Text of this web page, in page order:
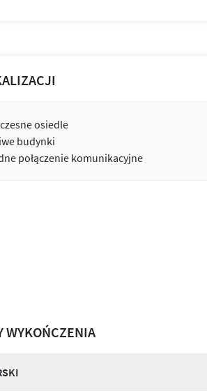
osiedle
budynki
połączenie komunikacyjne
WYKOŃCZENIA